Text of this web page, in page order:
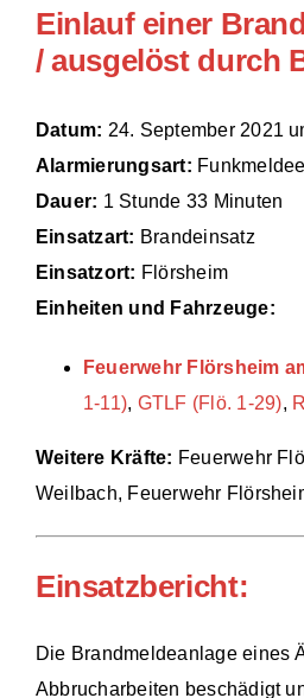
Bürgerinfo
Technik
Einlauf einer
/ ausgelöst durch
Datum: 24. September 2021
Alarmierungsart:
Dauer: 1 Stunde 33 Minuten
Einsatzart: Brandeinsatz
Einsatzort: Flörsheim
Einheiten und Fahrzeuge:
Feuerwehr Flörsheim
1-11), GTLF (Flö. 1-29),
Weitere Kräfte: Feuerwehr
Weilbach, Feuerwehr
Einsatzbericht:
Die Brandmeldeanlage eines
Abbrucharbeiten beschädigt